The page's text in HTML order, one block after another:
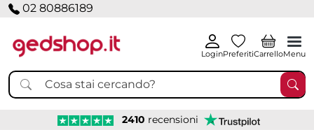
02 80886189
LoginPreferitiCarrelloMenu
2410 recensioni